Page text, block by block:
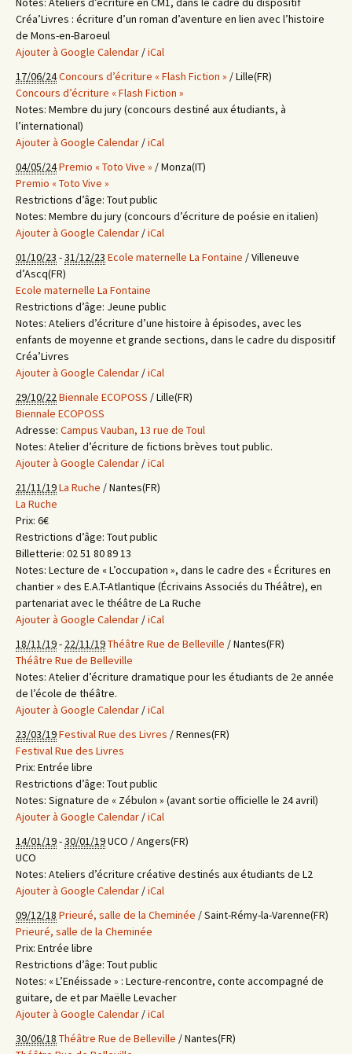
Créa’Livres : écriture d’un roman d’aventure en lien avec l’histoire
de Mons-en-Baroeul
Ajouter à Google Calendar /iCal
17/06/24Concours d’écriture « Flash Fiction » / Lille(FR)
Concours d’écriture « Flash Fiction »
Notes: Membre du jury (concours destiné aux étudiants, à
l’international)
Ajouter à Google Calendar /iCal
04/05/24Premio « Toto Vive » / Monza(IT)
Premio « Toto Vive »
Restrictions d’âge: Tout public
Notes: Membre du jury (concours d’écriture de poésie en italien)
Ajouter à Google Calendar /iCal
01/10/23 -31/12/23 Ecole maternelle La Fontaine / Villeneuve
d’Ascq(FR)
Ecole maternelle La Fontaine
Restrictions d’âge: Jeune public
Notes: Ateliers d’écriture d’une histoire à épisodes, avec les
enfants de moyenne et grande sections, dans le cadre du dispositif
Créa’Livres
Ajouter à Google Calendar /iCal
29/10/22Biennale ECOPOSS / Lille(FR)
Biennale ECOPOSS
Adresse: Campus Vauban, 13 rue de Toul
Notes: Atelier d’écriture de fictions brèves tout public.
Ajouter à Google Calendar /iCal
21/11/19La Ruche / Nantes(FR)
La Ruche
Prix: 6€
Restrictions d’âge: Tout public
Billetterie: 02 51 80 89 13
Notes: Lecture de « L’occupation », dans le cadre des « Écritures en
chantier » des E.A.T-Atlantique (Écrivains Associés du Théâtre), en
partenariat avec le théâtre de La Ruche
Ajouter à Google Calendar /iCal
18/11/19- 22/11/19Théâtre Rue de Belleville / Nantes(FR)
Théâtre Rue de Belleville
Notes: Atelier d’écriture dramatique pour les étudiants de 2e année
de l’école de théâtre.
Ajouter à Google Calendar /iCal
23/03/19Festival Rue des Livres / Rennes(FR)
Festival Rue des Livres
Prix: Entrée libre
Restrictions d’âge: Tout public
Notes: Signature de « Zébulon » (avant sortie officielle le 24 avril)
Ajouter à Google Calendar /iCal
14/01/19-30/01/19UCO / Angers(FR)
UCO
Notes: Ateliers d’écriture créative destinés aux étudiants de L2
Ajouter à Google Calendar /iCal
09/12/18 Prieuré, salle de la Cheminée / Saint-Rémy-la-Varenne(FR)
Prieuré, salle de la Cheminée
Prix: Entrée libre
Restrictions d’âge: Tout public
Notes: « L’Enéissade » : Lecture-rencontre, conte accompagné de
guitare, de et par Maëlle Levacher
Ajouter à Google Calendar /iCal
30/06/18 Théâtre Rue de Belleville / Nantes(FR)